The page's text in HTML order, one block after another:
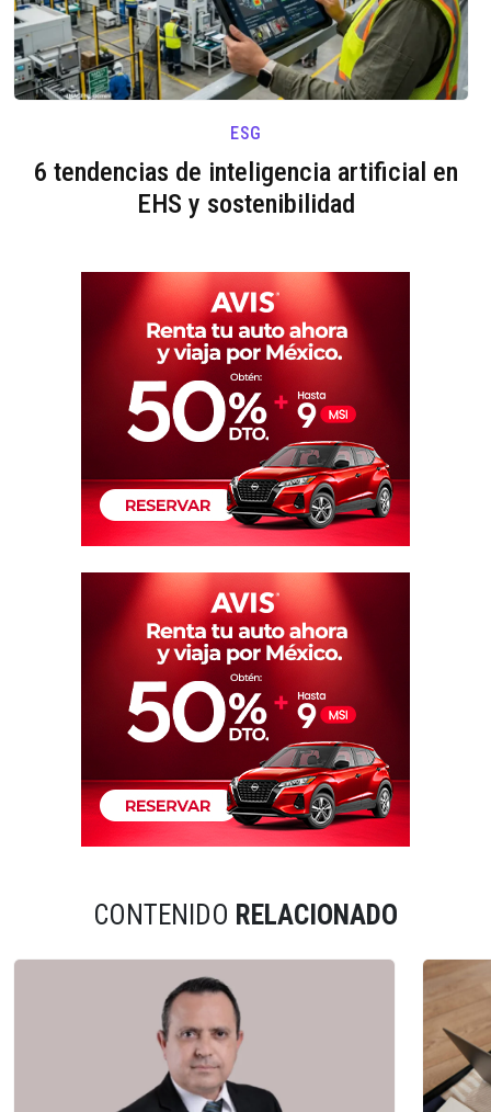
ESG
6 tendencias de inteligencia artificial en
EHS y sostenibilidad
CONTENIDO RELACIONADO